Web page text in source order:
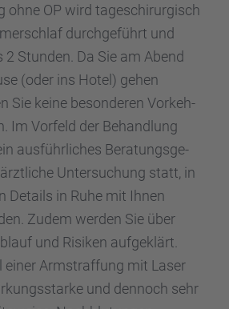
ohne OP wird tages­chir­ur­gisch
durch­ge­führt und
2 Stunden. Da Sie am Abend
(oder ins Hotel) gehen
Sie keine beson­de­ren Vorkeh­
Im Vorfeld der Behand­lung
ausführ­li­ches Beratungs­ge­
Unter­su­chung statt, in
Details in Ruhe mit Ihnen
Zudem werden Sie über
und Risiken aufge­klärt.
einer Armstraf­fung mit Laser
und dennoch sehr